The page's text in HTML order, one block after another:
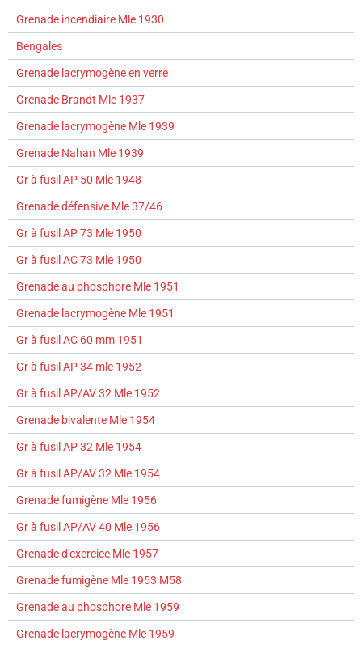
Grenade incendiaire Mle 1930
Bengales
Grenade lacrymogène en verre
Grenade Brandt Mle 1937
Grenade lacrymogène Mle 1939
Grenade Nahan Mle 1939
Gr à fusil AP 50 Mle 1948
Grenade défensive Mle 37/46
Gr à fusil AP 73 Mle 1950
Gr à fusil AC 73 Mle 1950
Grenade au phosphore Mle 1951
Grenade lacrymogène Mle 1951
Gr à fusil AC 60 mm 1951
Gr à fusil AP 34 mle 1952
Gr à fusil AP/AV 32 Mle 1952
Grenade bivalente Mle 1954
Gr à fusil AP 32 Mle 1954
Gr à fusil AP/AV 32 Mle 1954
Grenade fumigène Mle 1956
Gr à fusil AP/AV 40 Mle 1956
Grenade d'exercice Mle 1957
Grenade fumigène Mle 1953 M58
Grenade au phosphore Mle 1959
Grenade lacrymogène Mle 1959